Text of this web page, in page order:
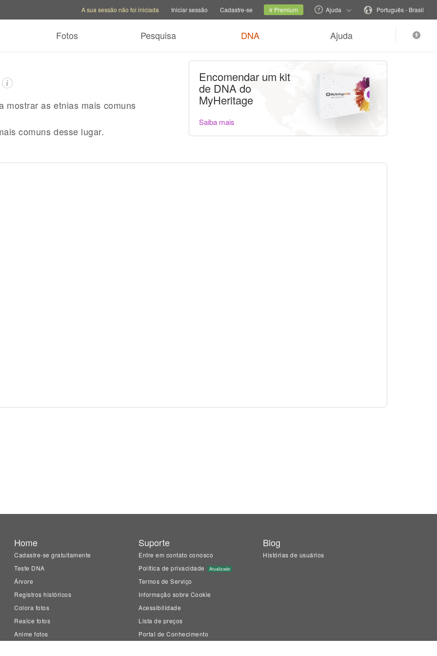
Mudar o idioma
A sua sessão não foi iniciada Iniciar sessão Cadastre-se Ir Premium Ajuda Português - Brasil
Fotos Pesquisa DNA Ajuda
mostrar as etnias mais comuns
comuns desse lugar.
Encomendar um kit
de DNA do
MyHeritage
Saiba mais
Home
Cadastre-se gratuitamente
Teste DNA
Árvore
Registros históricos
Colora fotos
Realce fotos
Anime fotos
Suporte
Entre em contato conosco
Política de privacidade
Atualizado
Termos de Serviço
Informação sobre Cookie
Acessibilidade
Lista de preços
Portal de Conhecimento
Blog
Histórias de usuários